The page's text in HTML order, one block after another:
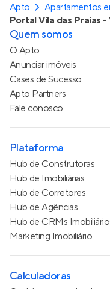
Apto Apartamentos
Portal Vila das Praias -
Quem somos
O Apto
Anunciar imóveis
Cases de Sucesso
Apto Partners
Fale conosco
Plataforma
Hub de Construtoras
Hub de Imobiliárias
Hub de Corretores
Hub de Agências
Hub de CRMs
Marketing Imobiliário
Calculadoras